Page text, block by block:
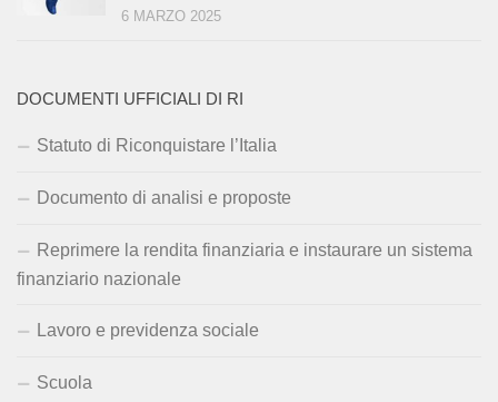
6 MARZO 2025
DOCUMENTI UFFICIALI DI RI
Statuto di Riconquistare l’Italia
Documento di analisi e proposte
Reprimere la rendita finanziaria e instaurare un sistema
finanziario nazionale
Lavoro e previdenza sociale
Scuola